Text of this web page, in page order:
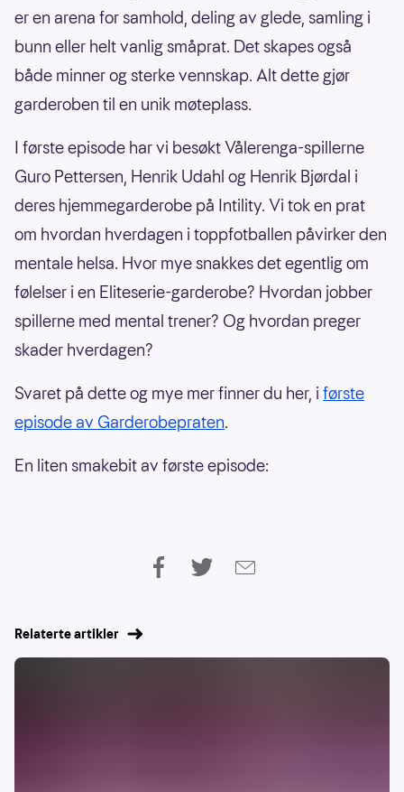
er en arena for samhold, deling av glede, samling i
bunn eller helt vanlig småprat. Det skapes også
både minner og sterke vennskap. Alt dette gjør
garderoben til en unik møteplass.
I første episode har vi besøkt Vålerenga-spillerne
Guro Pettersen, Henrik Udahl og Henrik Bjørdal i
deres hjemmegarderobe på Intility. Vi tok en prat
om hvordan hverdagen i toppfotballen påvirker den
mentale helsa. Hvor mye snakkes det egentlig om
følelser i en Eliteserie-garderobe? Hvordan jobber
spillerne med mental trener? Og hvordan preger
skader hverdagen?
Svaret på dette og mye mer finner du her, i første
episode av Garderobepraten.
En liten smakebit av første episode:
Relaterte artikler